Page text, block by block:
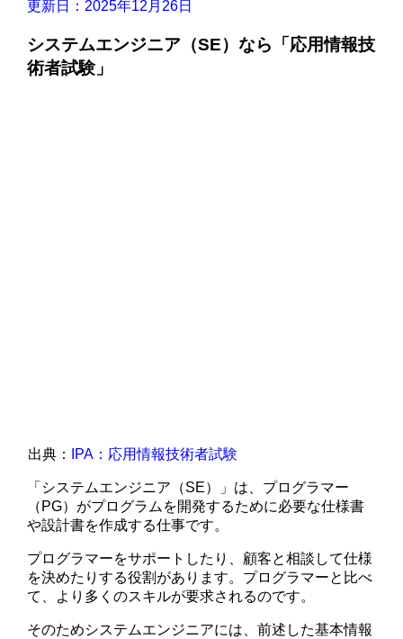
更新日：2025年12月26日
システムエンジニア（SE）なら「応用情報技
術者試験」
出典： IPA：応用情報技術者試験
「システムエンジニア（SE）」は、プログラマー
（PG）がプログラムを開発するために必要な仕様書
や設計書を作成する仕事です。
プログラマーをサポートしたり、顧客と相談して仕様
を決めたりする役割があります。プログラマーと比べ
て、より多くのスキルが要求されるのです。
そのためシステムエンジニアには、前述した基本情報